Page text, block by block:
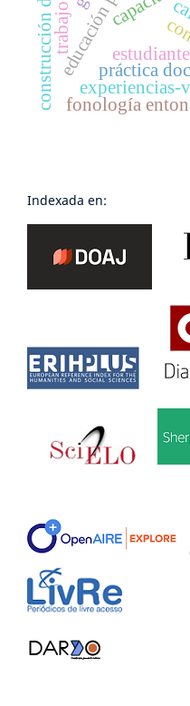
experiencias-
fonología
práctica
Indexada en: